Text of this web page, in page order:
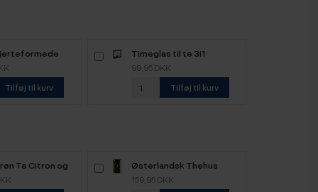
4 stk
Tilføj til kurv
Timeglas til te 3i1
99,95 DKK
Tilføj til kurv
Te Citron og
100g
Østerlandsk Thehus
Continental Breakfast
Økologisk 125g
159,95 DKK